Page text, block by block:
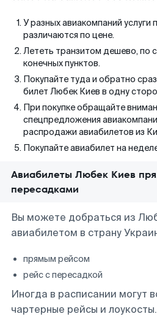
У разных авиакомпаний услуги
различаются по цене.
Лететь транзитом дешево, по
конечных пунктов.
Покупайте туда и обратно
билет Любек Киев в одну
При покупке обращайте
спецпредложения
распродажи авиабилетов из
Покупайте авиабилет на
Авиабилеты Любек Киев
пересадками
Вы можете добраться из
авиабилетом в страну
прямым рейсом
рейс с пересадкой
Иногда в расписании могут
чартерные рейсы и лоукосты.